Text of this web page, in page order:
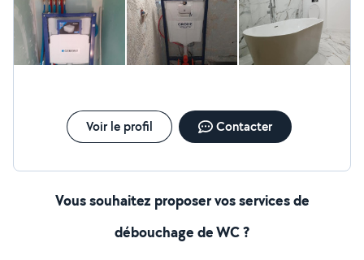
photos c'est après son passage.
Voir le profil Contacter
Vous souhaitez proposer vos services de
débouchage de WC ?